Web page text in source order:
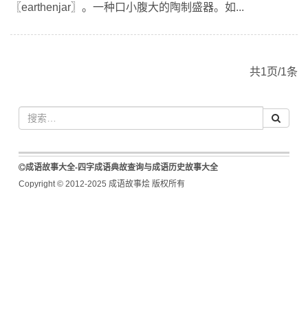
〖earthenjar〗。一种口小腹大的陶制盛器。如...
共1页/1条
成语故事大全-四字成语典故查询与成语历史故事大全
Copyright © 2012-2025 成语故事烩 版权所有